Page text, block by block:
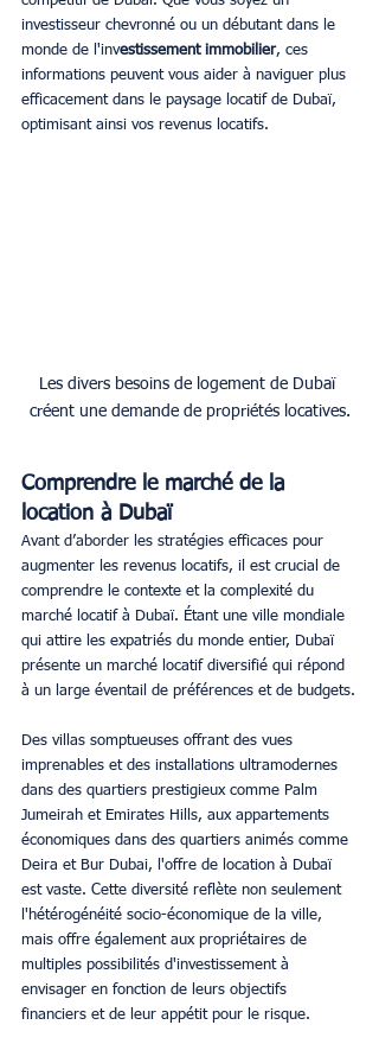
investisseur chevronné ou un débutant dans le
monde de l'investissement immobilier, ces
informations peuvent vous aider à naviguer plus
efficacement dans le paysage locatif de Dubaï,
optimisant ainsi vos revenus locatifs.
Les divers besoins de logement de Dubaï
Comprendre le marché de la
location à Dubaï
Avant d’aborder les stratégies efficaces pour
augmenter les revenus locatifs, il est crucial de
comprendre le contexte et la complexité du
marché locatif à Dubaï. Étant une ville mondiale
qui attire les expatriés du monde entier, Dubaï
présente un marché locatif diversifié qui répond
à un large éventail de préférences et de budgets.
Des villas somptueuses offrant des vues
imprenables et des installations ultramodernes
dans des quartiers prestigieux comme Palm
Jumeirah et Emirates Hills, aux appartements
économiques dans des quartiers animés comme
Deira et Bur Dubai, l'offre de location à Dubaï
est vaste. Cette diversité reflète non seulement
l'hétérogénéité socio-économique de la ville,
mais offre également aux propriétaires de
multiples possibilités d'investissement à
envisager en fonction de leurs objectifs
financiers et de leur appétit pour le risque.